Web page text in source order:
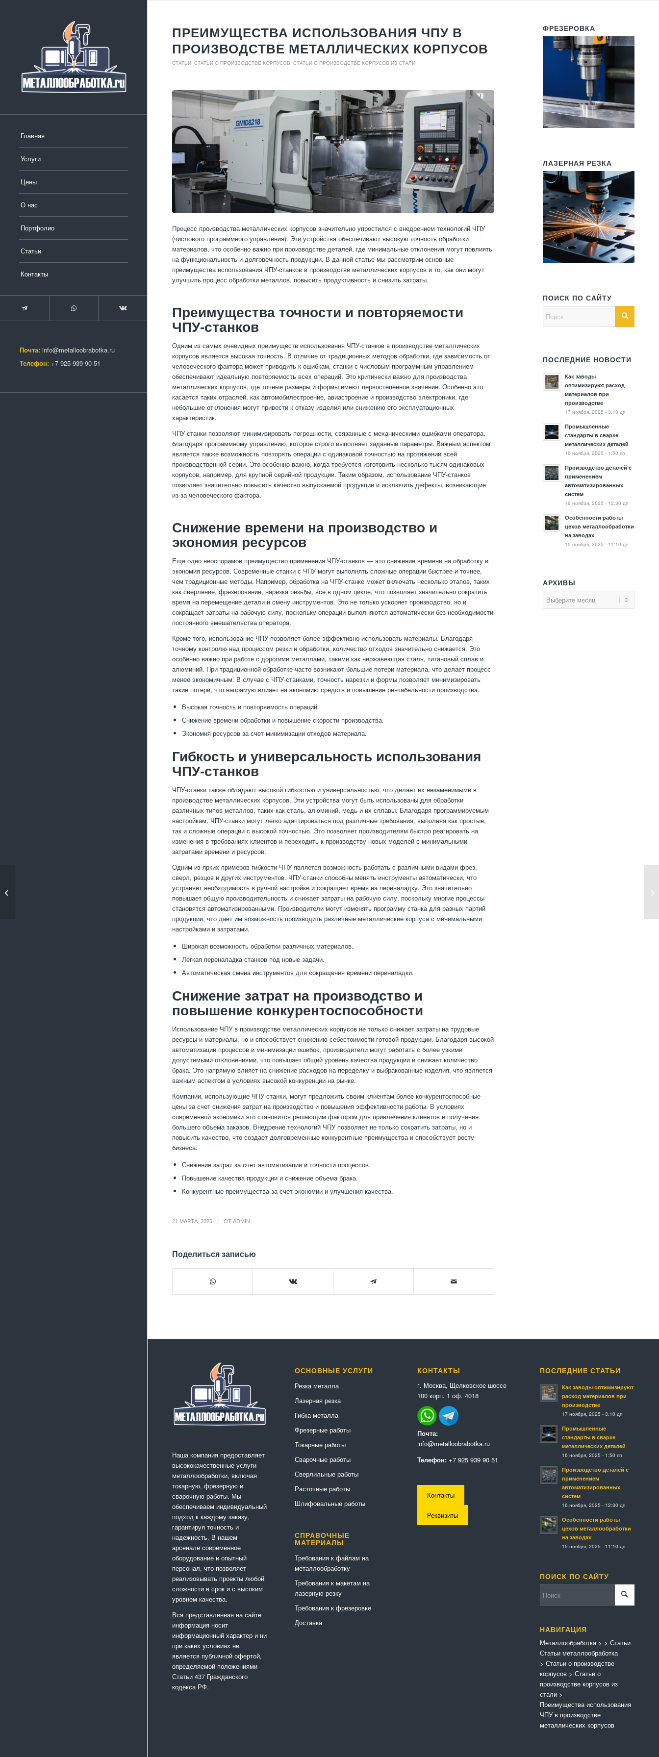
Главная
Услуги
Цены
О нас
Портфолио
Статьи
Контакты
Почта: info@metalloobrabotka.ru
Телефон: +7 925 939 90 51
ПРЕИМУЩЕСТВА ИСПОЛЬЗОВАНИЯ ЧПУ В
ПРОИЗВОДСТВЕ МЕТАЛЛИЧЕСКИХ КОРПУСОВ
СТАТЬИ СТАТЬИ О ПРОИЗВОДСТВЕ КОРПУСОВ СТАТЬИ О ПРОИЗВОДСТВЕ КОРПУСОВ ИЗ СТАЛИ
Процесс производства металлических корпусов значительно упростился с внедрением технологий ЧПУ
(числового программного управления). Эти устройства обеспечивают высокую точность обработки
материалов, что особенно важно при производстве деталей, где минимальные отклонения могут повлиять
на функциональность и долговечность продукции. В данной статье мы рассмотрим основные
преимущества использования ЧПУ-станков в производстве металлических корпусов и то, как они могут
улучшить процесс обработки металлов, повысить продуктивность и снизить затраты.
Преимущества точности и повторяемости
ЧПУ-станков
Одним из самых очевидных преимуществ использования ЧПУ-станков в производстве металлических
корпусов является высокая точность. В отличие от традиционных методов обработки, где зависимость от
человеческого фактора может приводить к ошибкам, станки с числовым программным управлением
обеспечивают идеальную повторяемость всех операций. Это критически важно для производства
металлических корпусов, где точные размеры и формы имеют первостепенное значение. Особенно это
касается таких отраслей, как автомобилестроение, авиастроение и производство электроники, где
небольшие отклонения могут привести к отказу изделия или снижению его эксплуатационных
характеристик.
ЧПУ-станки позволяют минимизировать погрешности, связанные с механическими ошибками оператора,
благодаря программному управлению, которое строго выполняет заданные параметры. Важным аспектом
является также возможность повторять операции с одинаковой точностью на протяжении всей
производственной серии. Это особенно важно, когда требуется изготовить несколько тысяч одинаковых
корпусов, например, для крупной серийной продукции. Таким образом, использование ЧПУ-станков
позволяет значительно повысить качество выпускаемой продукции и исключить дефекты, возникающие
из-за человеческого фактора.
Снижение времени на производство и
экономия ресурсов
Еще одно неоспоримое преимущество применения ЧПУ-станков — это снижение времени на обработку и
экономия ресурсов. Современные станки с ЧПУ могут выполнять сложные операции быстрее и точнее,
чем традиционные методы. Например, обработка на ЧПУ-станке может включать несколько этапов, таких
как сверление, фрезерование, нарезка резьбы, все в одном цикле, что позволяет значительно сократить
время на перемещение детали и смену инструментов. Это не только ускоряет производство, но и
сокращает затраты на рабочую силу, поскольку операции выполняются автоматически без необходимости
постоянного вмешательства оператора.
Кроме того, использование ЧПУ позволяет более эффективно использовать материалы. Благодаря
точному контролю над процессом резки и обработки, количество отходов значительно снижается. Это
особенно важно при работе с дорогими металлами, такими как нержавеющая сталь, титановый сплав и
алюминий. При традиционной обработке часто возникают большие потери материала, что делает процесс
менее экономичным. В случае с ЧПУ-станками, точность нарезки и формы позволяет минимизировать
такие потери, что напрямую влияет на экономию средств и повышение рентабельности производства.
Высокая точность и повторяемость операций.
Снижение времени обработки и повышение скорости производства.
Экономия ресурсов за счет минимизации отходов материала.
Гибкость и универсальность использования
ЧПУ-станков
ЧПУ-станки также обладают высокой гибкостью и универсальностью, что делает их незаменимыми в
производстве металлических корпусов. Эти устройства могут быть использованы для обработки
различных типов металлов, таких как сталь, алюминий, медь и их сплавы. Благодаря программируемым
настройкам, ЧПУ-станки могут легко адаптироваться под различные требования, выполняя как простые,
так и сложные операции с высокой точностью. Это позволяет производителям быстро реагировать на
изменения в требованиях клиентов и переходить к производству новых моделей с минимальными
затратами времени и ресурсов.
Одним из ярких примеров гибкости ЧПУ является возможность работать с различными видами фрез,
сверл, резцов и других инструментов. ЧПУ-станки способны менять инструменты автоматически, что
устраняет необходимость в ручной настройке и сокращает время на переналадку. Это значительно
повышает общую производительность и снижает затраты на рабочую силу, поскольку многие процессы
становятся автоматизированными. Производители могут изменять программу станка для разных партий
продукции, что дает им возможность производить различные металлические корпуса с минимальными
настройками и затратами.
Широкая возможность обработки различных материалов.
Легкая переналадка станков под новые задачи.
Автоматическая смена инструментов для сокращения времени переналадки.
Снижение затрат на производство и
повышение конкурентоспособности
Использование ЧПУ в производстве металлических корпусов не только снижает затраты на трудовые
ресурсы и материалы, но и способствует снижению себестоимости готовой продукции. Благодаря высокой
автоматизации процессов и минимизации ошибок, производители могут работать с более узкими
допустимыми отклонениями, что повышает общий уровень качества продукции и снижает количество
брака. Это напрямую влияет на снижение расходов на переделку и выбракованные изделия, что является
важным аспектом в условиях высокой конкуренции на рынке.
Компании, использующие ЧПУ-станки, могут предложить своим клиентам более конкурентоспособные
цены за счет снижения затрат на производство и повышения эффективности работы. В условиях
современной экономики это становится решающим фактором для привлечения клиентов и получения
большего объема заказов. Внедрение технологий ЧПУ позволяет не только сократить затраты, но и
повысить качество, что создает долговременные конкурентные преимущества и способствует росту
бизнеса.
Снижение затрат за счет автоматизации и точности процессов.
Повышение качества продукции и снижение объема брака.
Конкурентные преимущества за счет экономии и улучшения качества.
21 МАРТА, 2025 ОТ ADMIN
Поделиться записью
ФРЕЗЕРОВКА
ЛАЗЕРНАЯ РЕЗКА
ПОИСК ПО САЙТУ
ПОСЛЕДНИЕ НОВОСТИ
Как заводы
оптимизируют расход
материалов при
производстве
17 ноября, 2025 - 3:10 дп
Промышленные
стандарты в сварке
металлических деталей
16 ноября, 2025 - 1:50 пп
Производство деталей с
применением
автоматизированных
систем
16 ноября, 2025 - 12:30 дп
Особенности работы
цехов металлообработки
на заводах
15 ноября, 2025 - 11:10 дп
АРХИВЫ
Наша компания предоставляет
высококачественные услуги
металлообработки, включая
токарную, фрезерную и
сварочную работы. Мы
обеспечиваем индивидуальный
подход к каждому заказу,
гарантируя точность и
надежность. В нашем
арсенале современное
оборудование и опытный
персонал, что позволяет
реализовывать проекты любой
сложности в срок и с высоким
уровнем качества.
Вся представленная на сайте
информация носит
информационный характер и ни
при каких условиях не
является публичной офертой,
определяемой положениями
Статьи 437 Гражданского
кодекса РФ.
ОСНОВНЫЕ УСЛУГИ
Резка металла
Лазерная резка
Гибка металла
Фрезерные работы
Токарные работы
Сварочные работы
Сверлильные работы
Расточные работы
Шлифовальные работы
СПРАВОЧНЫЕ
МАТЕРИАЛЫ
Требования к файлам на
металлообработку
Требования к макетам на
лазерную резку
Требования к фрезеровке
Доставка
КОНТАКТЫ
г. Москва, Щелковское шоссе
100 корп. 1 оф. 4018
Почта:
info@metalloobrabotka.ru
Телефон: +7 925 939 90 51
Контакты
Реквизиты
ПОСЛЕДНИЕ СТАТЬИ
Как заводы оптимизируют
расход материалов при
производстве
17 ноября, 2025 - 3:10 дп
Промышленные
стандарты в сварке
металлических деталей
16 ноября, 2025 - 1:50 пп
Производство деталей с
применением
автоматизированных
систем
16 ноября, 2025 - 12:30 дп
Особенности работы
цехов металлообработки
на заводах
15 ноября, 2025 - 11:10 дп
ПОИСК ПО САЙТУ
НАВИГАЦИЯ
Металлообработка>
Статьи металлообработка
> Статьи
> Статьи о производстве
корпусов> Статьи о
производстве корпусов из
стали>
Преимущества использования
ЧПУ в производстве
металлических корпусов